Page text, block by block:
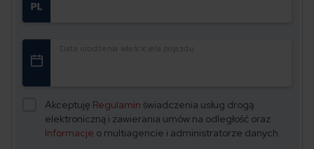
Data urodzenia właściciela pojazdu
Akceptuję Regulamin świadczenia usług drogą
elektroniczną i zawierania umów na odległość oraz
Informacje o multiagencie i administratorze danych.